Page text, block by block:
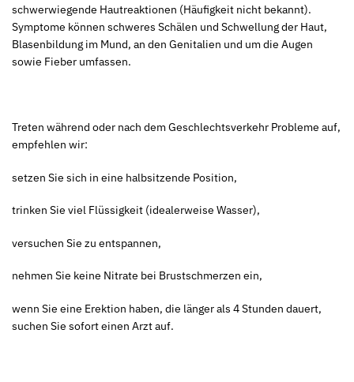
schwerwiegende Hautreaktionen (Häufigkeit nicht bekannt).
Symptome können schweres Schälen und Schwellung der Haut,
Blasenbildung im Mund, an den Genitalien und um die Augen
sowie Fieber umfassen.
Treten während oder nach dem Geschlechtsverkehr Probleme auf,
empfehlen wir:
setzen Sie sich in eine halbsitzende Position,
trinken Sie viel Flüssigkeit (idealerweise Wasser),
versuchen Sie zu entspannen,
nehmen Sie keine Nitrate bei Brustschmerzen ein,
wenn Sie eine Erektion haben, die länger als 4 Stunden dauert,
suchen Sie sofort einen Arzt auf.